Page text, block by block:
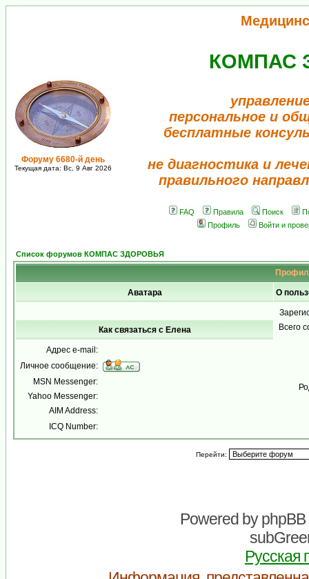
Форуму 6680-й день
Текущая дата: Вс, 9 Авг 2026
КОМПАС
персональное и
бесплатные
не диагностика и
правильного
FAQ Правила Поиск
Профиль
Войти и
Список форумов КОМПАС ЗДОРОВЬЯ
Аватара О
Всего
Как связаться с Елена
Адрес e-mail:
Личное сообщение:
MSN Messenger:
Yahoo Messenger:
AIM Address:
ICQ Number:
Перейти:
Powered byphpBB
Русская